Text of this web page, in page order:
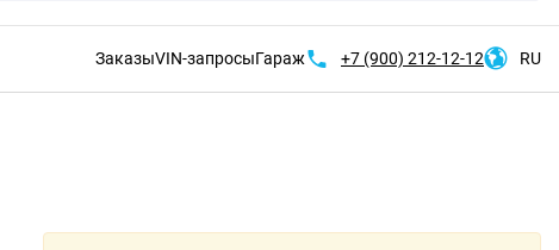
ЗаказыVIN-запросыГараж +7 (900) 212-12-12 RU